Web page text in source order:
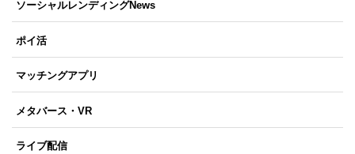
ソーシャルレンディングNews
ポイ活
マッチングアプリ
メタバース・VR
ライブ配信